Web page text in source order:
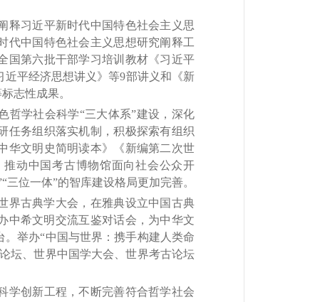
习近平新时代中国特色社会主义思
代中国特色社会主义思想研究阐释工
国第六批干部学习培训教材《习近平
平经济思想讲义》等9部讲义和《新
志性成果。
学社会科学“三大体系”建设，深化
任务组织落实机制，积极探索有组织
华文明史简明读本》《新编第二次世
动中国考古博物馆面向社会公众开
位一体”的智库建设格局更加完善。
古典学大会，在雅典设立中国古典
中希文明交流互鉴对话会，为中华文
举办“中国与世界：携手构建人类命
坛、世界中国学大会、世界考古论坛
创新工程，不断完善符合哲学社会